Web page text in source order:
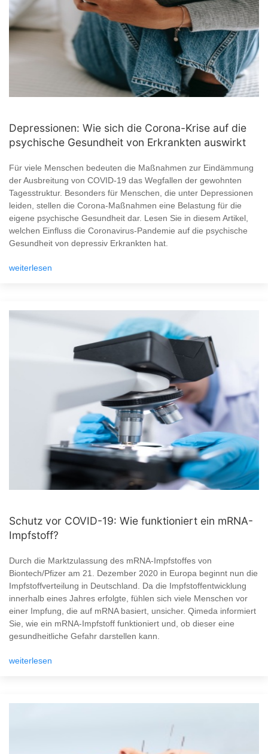
Depressionen: Wie sich die Corona-Krise auf die
psychische Gesundheit von Erkrankten auswirkt
Für viele Menschen bedeuten die Maßnahmen zur Eindämmung
der Ausbreitung von COVID-19 das Wegfallen der gewohnten
Tagesstruktur. Besonders für Menschen, die unter Depressionen
leiden, stellen die Corona-Maßnahmen eine Belastung für die
eigene psychische Gesundheit dar. Lesen Sie in diesem Artikel,
welchen Einfluss die Coronavirus-Pandemie auf die psychische
Gesundheit von depressiv Erkrankten hat.
weiterlesen
Schutz vor COVID-19: Wie funktioniert ein mRNA-
Impfstoff?
Durch die Marktzulassung des mRNA-Impfstoffes von
Biontech/Pfizer am 21. Dezember 2020 in Europa beginnt nun die
Impfstoffverteilung in Deutschland. Da die Impfstoffentwicklung
innerhalb eines Jahres erfolgte, fühlen sich viele Menschen vor
einer Impfung, die auf mRNA basiert, unsicher. Qimeda informiert
Sie, wie ein mRNA-Impfstoff funktioniert und, ob dieser eine
gesundheitliche Gefahr darstellen kann.
weiterlesen